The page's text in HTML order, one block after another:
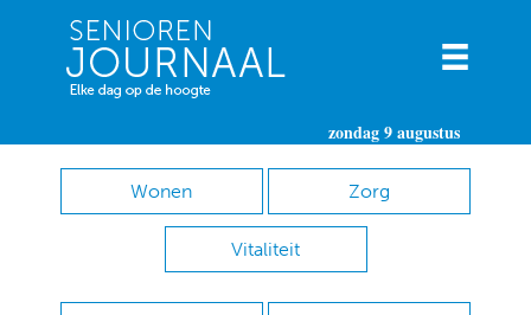
zondag 9 augustus
Wonen Zorg
Vitaliteit